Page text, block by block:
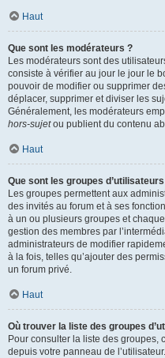
Haut
Que sont les modérateurs ?
Les modérateurs sont des
consiste à vérifier au jour le jour le
pouvoir de modifier ou supprimer
déplacer, supprimer et diviser les
Généralement, les modérateurs
hors-sujetou publient du contenu
Haut
Que sont les groupes
Les groupes permettent aux
des invités au forum et à ses
à un ou plusieurs groupes et
gestion des membres par
administrateurs de modifier
à la fois, telles qu’ajouter des
un forum privé.
Haut
Où trouver la liste des groupes
Pour consulter la liste des groupes,
depuis votre panneau de